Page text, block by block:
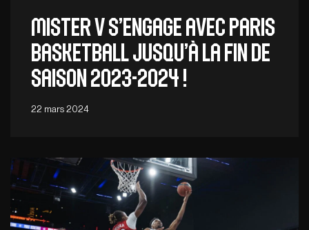
Mister V s’engage avec Paris
Basketball jusqu’à la fin de
saison 2023-2024 !
22 mars 2024